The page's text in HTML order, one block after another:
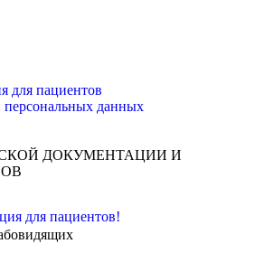
для пациентов
персональных данных
ДОКУМЕНТАЦИИ И
для пациентов!